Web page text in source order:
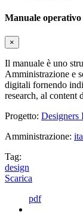
Manuale operativo
×
Il manuale è uno
Amministrazione e
digitali fornendo
research, al content
Progetto: Designers
Amministrazione:
Tag:
design
Scarica
pdf